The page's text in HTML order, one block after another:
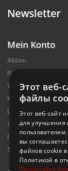
Newsletter
Mein Konto
Aktien
Neue Artikel
Verkaufshits
Kontakt
Lieferung
Allgemeine
Impressum Introtek
Sitemap
Этот веб-
файлы
Этот веб-сайт
для улучшения
вы
файлов cookie
Политикой в
Прочитайте